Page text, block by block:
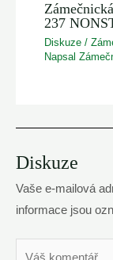
237
Diskuze /
Napsal
Diskuze
Vaše e-mailová
informace jsou